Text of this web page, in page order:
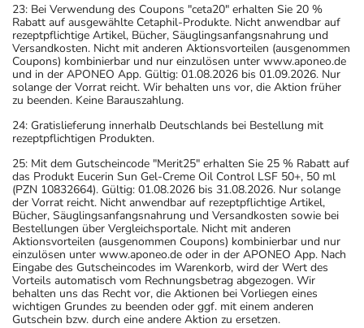
23: Bei Verwendung des Coupons "ceta20" erhalten Sie 20 %
Rabatt auf ausgewählte Cetaphil-Produkte. Nicht anwendbar auf
rezeptpflichtige Artikel, Bücher, Säuglingsanfangsnahrung und
Versandkosten. Nicht mit anderen Aktionsvorteilen (ausgenommen
Coupons) kombinierbar und nur einzulösen unter www.aponeo.de
und in der APONEO App. Gültig: 01.08.2026 bis 01.09.2026. Nur
solange der Vorrat reicht. Wir behalten uns vor, die Aktion früher
zu beenden. Keine Barauszahlung.
24: Gratislieferung innerhalb Deutschlands bei Bestellung mit
rezeptpflichtigen Produkten.
25: Mit dem Gutscheincode "Merit25" erhalten Sie 25 % Rabatt auf
das Produkt Eucerin Sun Gel-Creme Oil Control LSF 50+, 50 ml
(PZN 10832664). Gültig: 01.08.2026 bis 31.08.2026. Nur solange
der Vorrat reicht. Nicht anwendbar auf rezeptpflichtige Artikel,
Bücher, Säuglingsanfangsnahrung und Versandkosten sowie bei
Bestellungen über Vergleichsportale. Nicht mit anderen
Aktionsvorteilen (ausgenommen Coupons) kombinierbar und nur
einzulösen unter www.aponeo.de oder in der APONEO App. Nach
Eingabe des Gutscheincodes im Warenkorb, wird der Wert des
Vorteils automatisch vom Rechnungsbetrag abgezogen. Wir
behalten uns das Recht vor, die Aktionen bei Vorliegen eines
wichtigen Grundes zu beenden oder ggf. mit einem anderen
Gutschein bzw. durch eine andere Aktion zu ersetzen.